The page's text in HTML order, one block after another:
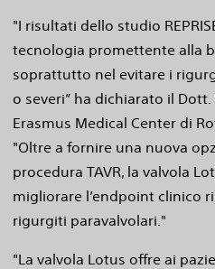
"I risultati dello studio
tecnologia promettente alla
soprattutto nel evitare i
o severi” ha dichiarato il
Erasmus Medical Center di
"Oltre a fornire una nuova
procedura TAVR, la valvola
migliorare l’endpoint clinico
rigurgiti paravalvolari."
"La valvola Lotus offre ai